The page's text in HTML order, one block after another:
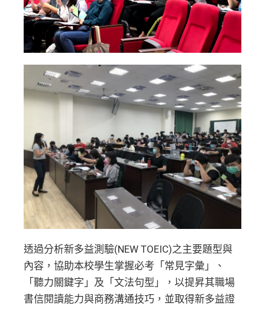
透過分析新多益測驗(NEW TOEIC)之主要題型與
內容，協助本校學生掌握必考「常見字彙」、
「聽力關鍵字」及「文法句型」，以提昇其職場
書信閱讀能力與商務溝通技巧，並取得新多益證